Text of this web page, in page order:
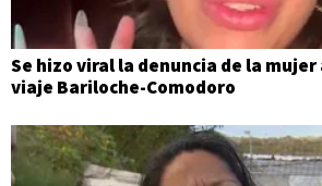
Se hizo viral la denuncia de la mujer
viaje Bariloche-Comodoro